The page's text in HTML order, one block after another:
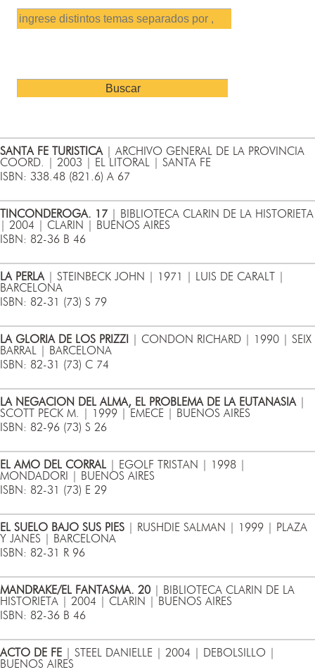
SANTA FE TURISTICA | ARCHIVO GENERAL DE LA PROVINCIA
COORD. | 2003 | EL LITORAL | SANTA FE
ISBN: 338.48 (821.6) A 67
TINCONDEROGA. 17 | BIBLIOTECA CLARIN DE LA HISTORIETA
| 2004 | CLARIN | BUENOS AIRES
ISBN: 82-36 B 46
LA PERLA | STEINBECK JOHN | 1971 | LUIS DE CARALT |
BARCELONA
ISBN: 82-31 (73) S 79
LA GLORIA DE LOS PRIZZI
| CONDON RICHARD | 1990 | SEIX
BARRAL | BARCELONA
ISBN: 82-31 (73) C 74
LA NEGACION DEL ALMA, EL PROBLEMA DE LA EUTANASIA
SCOTT PECK M. | 1999 | EMECE | BUENOS AIRES
ISBN: 82-96 (73) S 26
EL AMO DEL CORRAL | EGOLF TRISTAN | 1998 |
MONDADORI | BUENOS AIRES
ISBN: 82-31 (73) E 29
EL SUELO BAJO SUS PIES | RUSHDIE SALMAN | 1999 | PLAZA
Y JANES | BARCELONA
ISBN: 82-31 R 96
MANDRAKE/EL FANTASMA. 20 | BIBLIOTECA CLARIN DE LA
HISTORIETA | 2004 | CLARIN | BUENOS AIRES
ISBN: 82-36 B 46
ACTO DE FE | STEEL DANIELLE | 2004 | DEBOLSILLO |
BUENOS AIRES